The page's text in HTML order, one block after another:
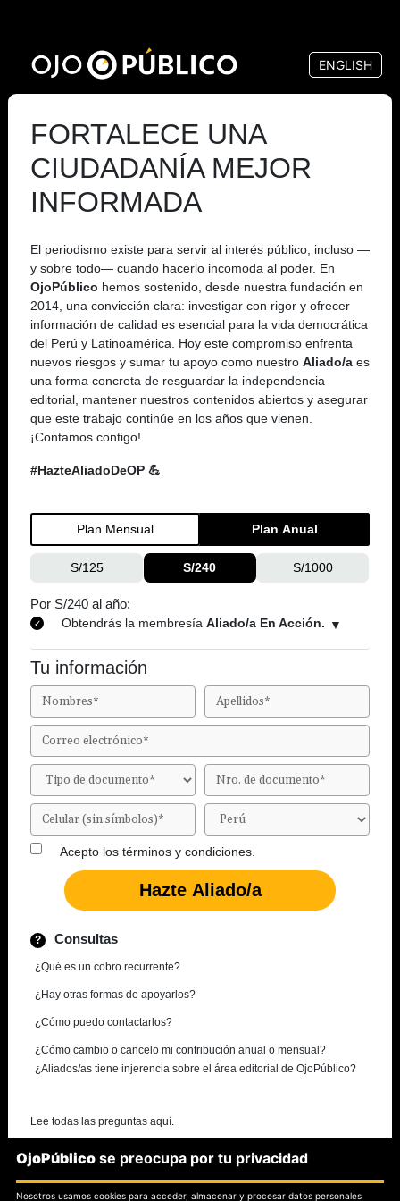
contenido
principal
ENGLISH
FORTALECE UNA
CIUDADANÍA MEJOR
INFORMADA
El periodismo existe para servir al interés público, incluso —
y sobre todo— cuando hacerlo incomoda al poder. En
OjoPúblico hemos sostenido, desde nuestra fundación en
2014, una convicción clara: investigar con rigor y ofrecer
información de calidad es esencial para la vida democrática
del Perú y Latinoamérica. Hoy este compromiso enfrenta
nuevos riesgos y sumar tu apoyo como nuestro Aliado/a es
una forma concreta de resguardar la independencia
editorial, mantener nuestros contenidos abiertos y asegurar
que este trabajo continúe en los años que vienen.
¡Contamos contigo!
#HazteAliadoDeOP 💪
Plan Mensual Plan Anual
S/125 S/240 S/1000
Por S/240 al año:
Obtendrás la membresía Aliado/a En Acción.
Tu información
Acepto los términos y condiciones.
Consultas
¿Qué es un cobro recurrente?
¿Hay otras formas de apoyarlos?
¿Cómo puedo contactarlos?
¿Cómo cambio o cancelo mi contribución anual o mensual?
¿Aliados/as tiene injerencia sobre el área editorial de OjoPúblico?
Lee todas las preguntas aquí.
¿Necesitas más información?
OjoPúblico se preocupa por tu privacidad
Nosotros usamos cookies para acceder, almacenar y procesar datos personales